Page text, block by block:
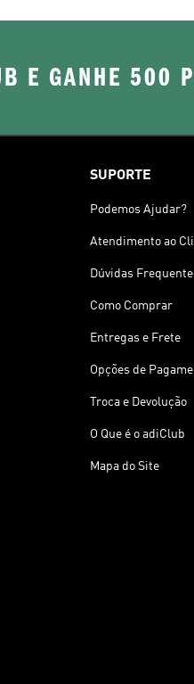
E GANHE 500
SUPORTE
Podemos Ajudar?
Atendimento ao
Dúvidas
Como Comprar
Entregas e Frete
Opções de
Troca e Devolução
O Que é o adiClub
Mapa do Site